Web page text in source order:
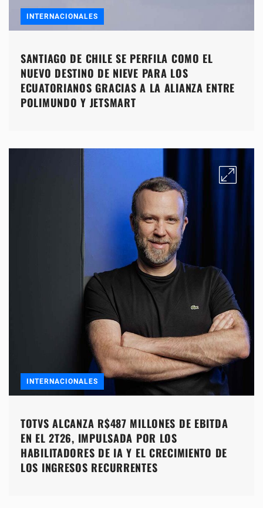
INTERNACIONALES
SANTIAGO DE CHILE SE PERFILA COMO EL
NUEVO DESTINO DE NIEVE PARA LOS
ECUATORIANOS GRACIAS A LA ALIANZA ENTRE
POLIMUNDO Y JETSMART
INTERNACIONALES
TOTVS ALCANZA R$487 MILLONES DE EBITDA
EN EL 2T26, IMPULSADA POR LOS
HABILITADORES DE IA Y EL CRECIMIENTO DE
LOS INGRESOS RECURRENTES